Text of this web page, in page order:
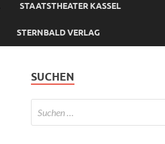
STAATSTHEATER KASSEL
STERNBALD VERLAG
SUCHEN